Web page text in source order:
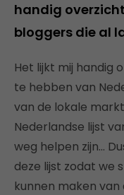
handig
bloggers die al
Het lijkt mij handig
te hebben van
van de lokale
Nederlandse lijst
weg helpen zijn…
deze lijst zodat we
kunnen maken van